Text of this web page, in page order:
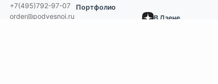
+7(495)792-97-07
order@podvesnoi.ru
Портфолио
В Дзене